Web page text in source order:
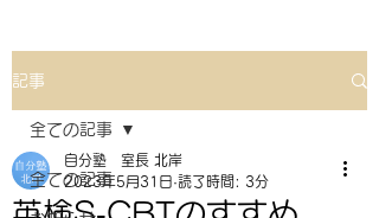
記事
全ての記事
全ての記事
自分塾 室長 北岸
2023年5月31日 読了時間: 3分